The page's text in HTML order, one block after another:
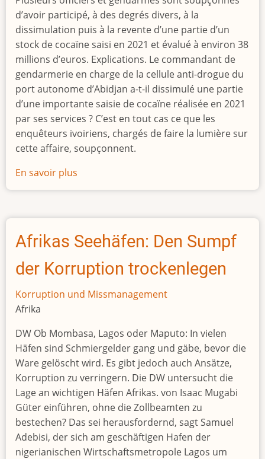
d’avoir participé, à des degrés divers, à la
dissimulation puis à la revente d’une partie d’un
stock de cocaïne saisi en 2021 et évalué à environ 38
millions d’euros. Explications. Le commandant de
gendarmerie en charge de la cellule anti-drogue du
port autonome d’Abidjan a-t-il dissimulé une partie
d’une importante saisie de cocaïne réalisée en 2021
par ses services ? C’est en tout cas ce que les
enquêteurs ivoiriens, chargés de faire la lumière sur
cette affaire, soupçonnent.
En savoir plus
Trafic
cocaïne
Afrikas Seehäfen: Den Sumpf
der Korruption trockenlegen
Korruption und Missmanagement
Afrika
DW Ob Mombasa, Lagos oder Maputo: In vielen
Häfen sind Schmiergelder gang und gäbe, bevor die
Ware gelöscht wird. Es gibt jedoch auch Ansätze,
Korruption zu verringern. Die DW untersucht die
Lage an wichtigen Häfen Afrikas. von Isaac Mugabi
Güter einführen, ohne die Zollbeamten zu
bestechen? Das sei herausfordernd, sagt Samuel
Adebisi, der sich am geschäftigen Hafen der
nigerianischen Wirtschaftsmetropole Lagos um